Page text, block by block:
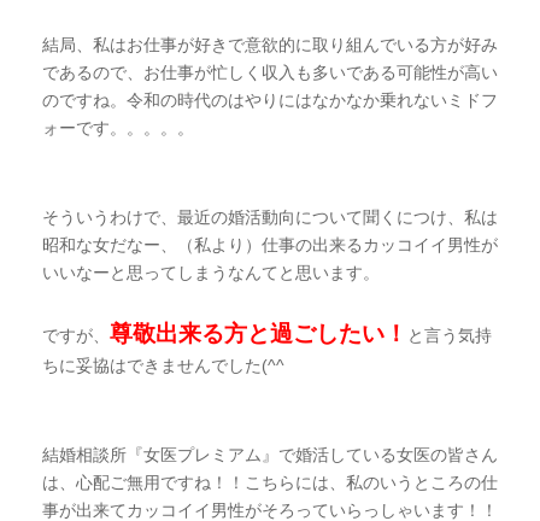
結局、私はお仕事が好きで意欲的に取り組んでいる方が好み
であるので、お仕事が忙しく収入も多いである可能性が高い
のですね。令和の時代のはやりにはなかなか乗れないミドフ
ォーです。。。。。
そういうわけで、最近の婚活動向について聞くにつけ、私は
昭和な女だなー、（私より）仕事の出来るカッコイイ男性が
いいなーと思ってしまうなんてと思います。
ですが、 尊敬出来る方と過ごしたい！ と言う気持
ちに妥協はできませんでした(^^ゞ
結婚相談所『女医プレミアム』で婚活している女医の皆さん
は、心配ご無用ですね！！こちらには、私のいうところの仕
事が出来てカッコイイ男性がそろっていらっしゃいます！！